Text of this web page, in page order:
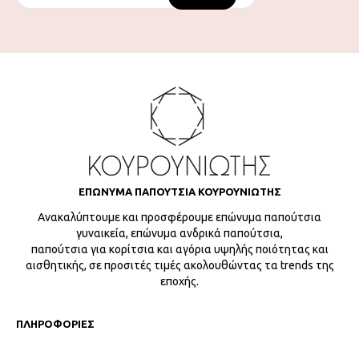
ΕΠΩΝΥΜΑ ΠΑΠΟΥΤΣΙΑ ΚΟΥΡΟΥΝΙΩΤΗΣ
Ανακαλύπτουμε και προσφέρουμε επώνυμα παπούτσια
γυναικεία, επώνυμα ανδρικά παπούτσια,
παπούτσια για κορίτσια και αγόρια υψηλής ποιότητας και
αισθητικής, σε προσιτές τιμές ακολουθώντας τα trends της
εποχής.
ΠΛΗΡΟΦΟΡΙΕΣ